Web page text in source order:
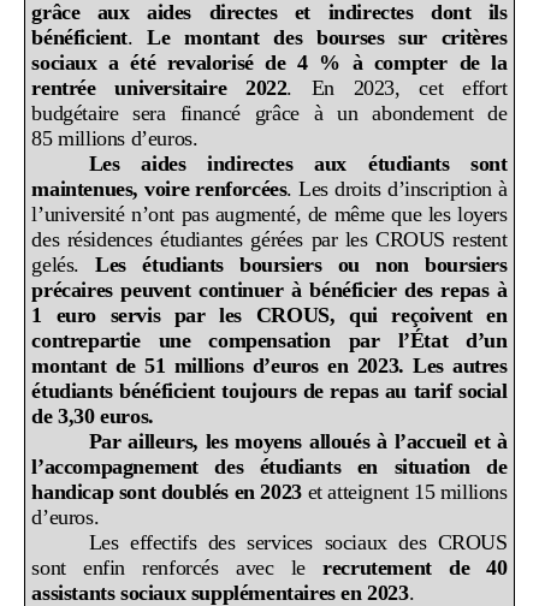
grâce aux aides directes et indirectes dont ils
bénéficient.Le montant des bourses sur critères
sociaux a été revalorisé de 4 % à compter de la
rentrée universitaire 2022. En 2023, cet effort
budgétaire sera financé grâce à un abondement de
85 millions d’euros.
Les aides indirectes aux étudiants sont
maintenues, voire renforcées. Les droits d’inscription à
l’université n’ont pas augmenté, de même que les loyers
des résidences étudiantes gérées par les CROUS restent
gelés.Les étudiants boursiers ou non boursiers
précaires peuvent continuer à bénéficier des repas à
1
euro servis par les CROUS, qui reçoivent en
contrepartie une compensation par l’État d’un
montant de 51 millions d’euros en 2023. Les autres
étudiants bénéficient toujours de repas au tarif social
de 3,30 euros.
Par ailleurs, les moyens alloués à l’accueil et à
l’accompagnement des étudiants en situation de
handicap sont doublés en 2023et atteignent 15 millions
d’euros.
Les effectifs des services sociaux des CROUS
sont enfin renforcés avec lerecrutement de 40
assistants sociaux supplémentaires en 2023.